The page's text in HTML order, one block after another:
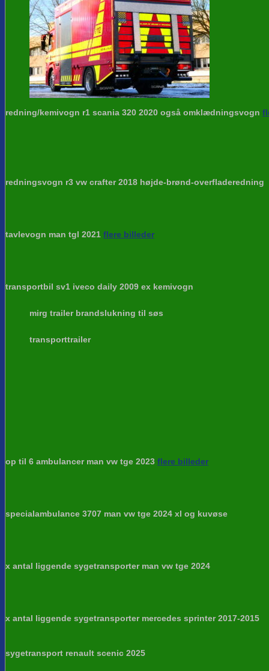
redning/kemivogn r1 scania 320 2020 også omklædningsvogn
redningsvogn r3 vw crafter 2018 højde-brønd-overfladeredning
tavlevogn man tgl 2021 flere billeder
transportbil sv1 iveco daily 2009 ex kemivogn
mirg trailer brandslukning til søs
transporttrailer
op til 6 ambulancer man vw tge 2023 flere billeder
specialambulance 3707 man vw tge 2024 xl og kuvøse
x antal liggende sygetransporter man vw tge 2024
x antal liggende sygetransporter mercedes sprinter 2017-2015
sygetransport renault scenic 2025